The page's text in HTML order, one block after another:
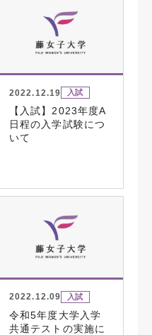
2022.12.19 入試
【入試】2023年度A
日程の入学試験につ
いて
2022.12.09 入試
令和5年度大学入学
共通テストの実施に